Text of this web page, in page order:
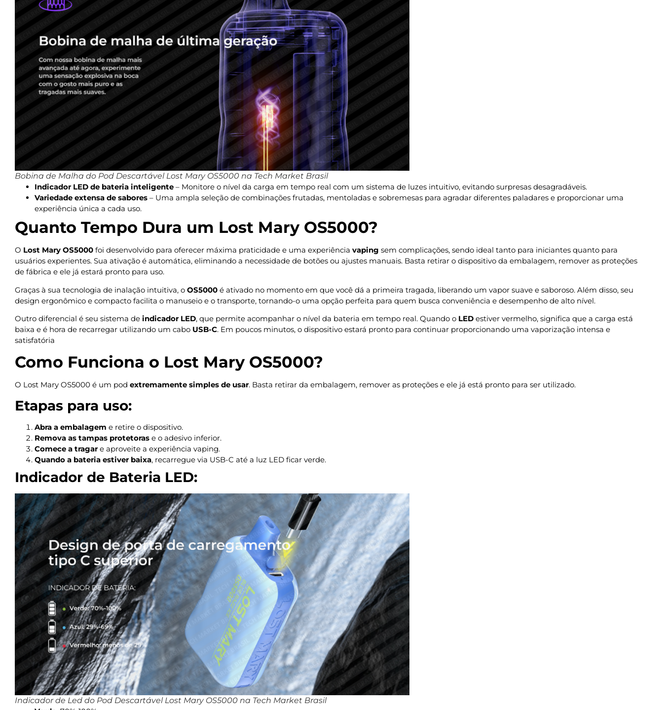
Bobina de Malha do Pod Descartável Lost Mary OS5000 na Tech Market Brasil
Indicador LED de bateria inteligente – Monitore o nível da carga em tempo real com um sistema de luzes intuitivo, evitando surpresas desagradáveis.
Variedade extensa de sabores – Uma ampla seleção de combinações frutadas, mentoladas e sobremesas para agradar diferentes paladares e proporcionar uma
experiência única a cada uso.
Quanto Tempo Dura um Lost Mary OS5000?
O Lost Mary OS5000 foi desenvolvido para oferecer máxima praticidade e uma experiência vaping sem complicações, sendo ideal tanto para iniciantes quanto para
usuários experientes. Sua ativação é automática, eliminando a necessidade de botões ou ajustes manuais. Basta retirar o dispositivo da embalagem, remover as proteções
de fábrica e ele já estará pronto para uso.
Graças à sua tecnologia de inalação intuitiva, o OS5000 é ativado no momento em que você dá a primeira tragada, liberando um vapor suave e saboroso. Além disso, seu
design ergonômico e compacto facilita o manuseio e o transporte, tornando-o uma opção perfeita para quem busca conveniência e desempenho de alto nível.
Outro diferencial é seu sistema de indicador LED, que permite acompanhar o nível da bateria em tempo real. Quando o LED estiver vermelho, significa que a carga está
baixa e é hora de recarregar utilizando um cabo USB-C. Em poucos minutos, o dispositivo estará pronto para continuar proporcionando uma vaporização intensa e
satisfatória
Como Funciona o Lost Mary OS5000?
O Lost Mary OS5000 é um pod extremamente simples de usar. Basta retirar da embalagem, remover as proteções e ele já está pronto para ser utilizado.
Etapas para uso:
Abra a embalagem e retire o dispositivo.
Remova as tampas protetoras e o adesivo inferior.
Comece a tragare aproveite a experiência vaping.
Quando a bateria estiver baixa, recarregue via USB-C até a luz LED ficar verde.
Indicador de Bateria LED:
Indicador de Led do Pod Descartável Lost Mary OS5000 na Tech Market Brasil